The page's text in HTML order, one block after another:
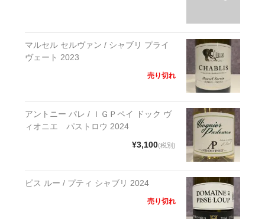
マルセル セルヴァン / シャブリ プライ
ヴェート 2023
売り切れ
アントニー パレ / ＩＧＰペイ ドック ヴ
ィオニエ パストロウ 2024
¥3,100(税別)
ピス ルー / プティ シャブリ 2024
売り切れ